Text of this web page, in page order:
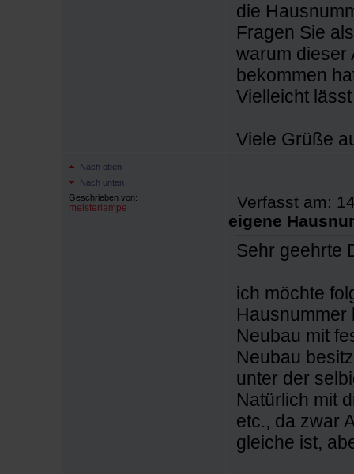
die
Fragen Sie
warum dieser
bekommen
Vielleicht
Viele Grüße
Nach oben
Nach unten
Geschrieben von:
meisterlampe
Verfasst am:
eigene
Sehr geehrte
ich möchte
Hausnummer
Neubau mit
Neubau
unter der
Natürlich mit
etc., da zwar
gleiche ist,